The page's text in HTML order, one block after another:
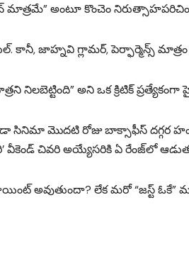
మాత్రమే” అంటూ కొంచెం
కానీ, జాహ్నవి గ్లామర్, పెర్ఫార్మెన్స్
అని ఒక క్రిటిక్ ప్రత్యేకంగా
సినిమా మొదటి రోజు బాక్సాఫీస్ దగ్గర
వీకెండ్ చివరి అయ్యేసరికి ఏ రేంజ్‌లో
అవుతుందా? లేక మరో “జస్ట్